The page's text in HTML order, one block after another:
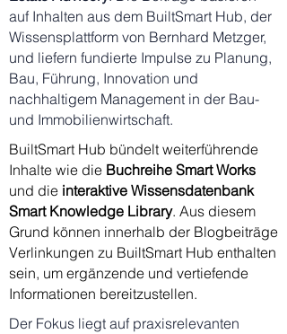
auf Inhalten aus dem BuiltSmart Hub, der
Wissensplattform von Bernhard Metzger,
und liefern fundierte Impulse zu Planung,
Bau, Führung, Innovation und
nachhaltigem Management in der Bau-
und Immobilienwirtschaft.
BuiltSmart Hub bündelt weiterführende
Inhalte wie die Buchreihe Smart Works
und die interaktive Wissensdatenbank
Smart Knowledge Library. Aus diesem
Grund können innerhalb der Blogbeiträge
Verlinkungen zu BuiltSmart Hub enthalten
sein, um ergänzende und vertiefende
Informationen bereitzustellen.
Der Fokus liegt auf praxisrelevanten